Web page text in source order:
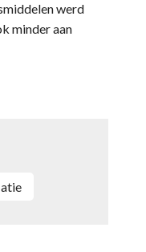
werd
minder aan